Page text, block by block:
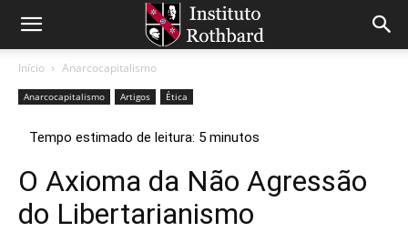
Início Anarcocapitalismo
Anarcocapitalismo Artigos Ética
O Axioma da Não Agressão
do Libertarianismo